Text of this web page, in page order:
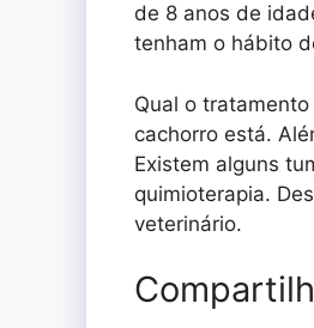
de 8 anos de
tenham o hábito
Qual o
cachorro está.
Existem alguns
quimioterapia.
veterinário.